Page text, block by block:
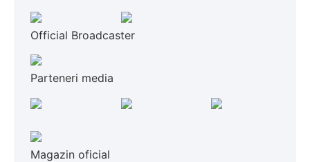
Official Broadcaster
Parteneri media
Magazin oficial